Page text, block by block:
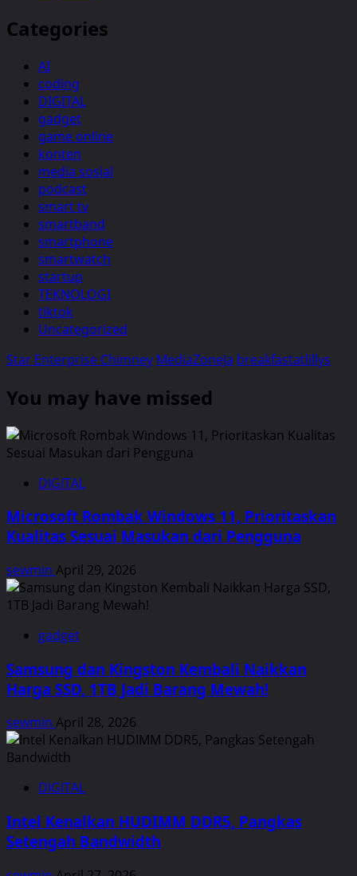
Categories
AI
coding
DIGITAL
gadget
game online
konten
media sosial
podcast
smart tv
smartband
smartphone
smartwatch
startup
TEKNOLOGI
tiktok
Uncategorized
Star Enterprise Chimney MediaZoneJa breakfastatlillys
You may have missed
DIGITAL
Microsoft Rombak Windows 11, Prioritaskan
Kualitas Sesuai Masukan dari Pengguna
sewmin April 29, 2026
gadget
Samsung dan Kingston Kembali Naikkan
Harga SSD, 1TB Jadi Barang Mewah!
sewmin April 28, 2026
DIGITAL
Intel Kenalkan HUDIMM DDR5, Pangkas
Setengah Bandwidth